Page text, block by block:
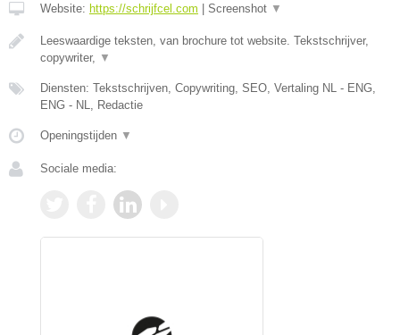
Website: https://schrijfcel.com Screenshot ▼
Leeswaardige teksten, van brochure tot website. Tekstschrijver,
copywriter,
▼
Diensten: Tekstschrijven, Copywriting, SEO, Vertaling NL - ENG,
ENG - NL, Redactie
Openingstijden ▼
Sociale media: